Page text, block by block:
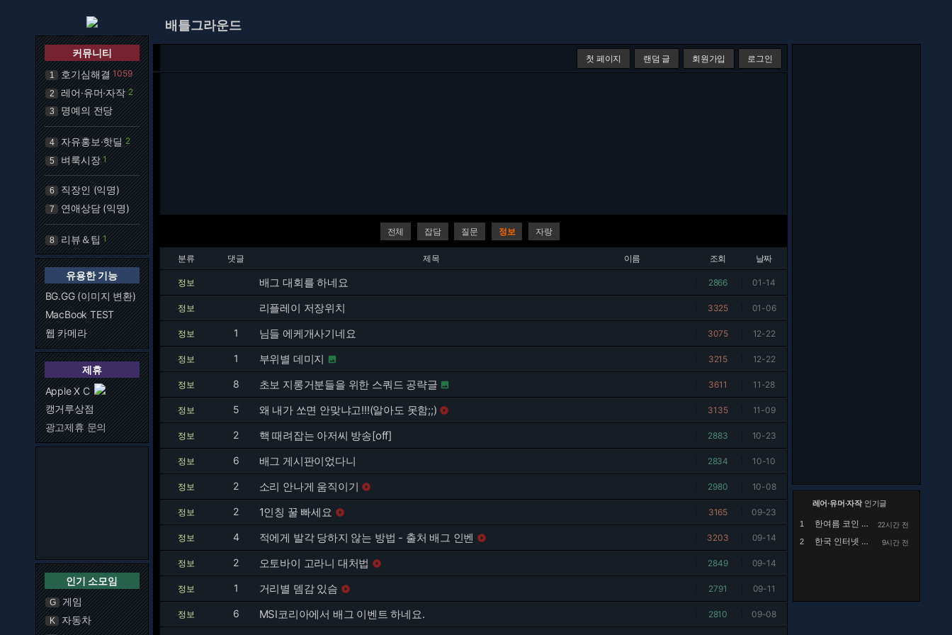
커뮤니티
1 호기심해결 1059
2 레어·유머·자작 2
3 명예의 전당
4 자유홍보·핫딜 2
5 벼룩시장 1
6 직장인 (익명)
7 연애상담 (익명)
8 리뷰＆팁 1
유용한 기능
BG.GG (이미지 변환)
MacBook TEST
웹 카메라
제휴
Apple X C
캥거루상점
광고제휴 문의
인기 소모임
G 게임
K 자동차
배틀그라운드
첫 페이지 랜덤 글 회원가입 로그인
전체 잡담 질문 정보 자랑
분류 댓글 제목 이름 조회 날짜
정보 배그 대회를 하네요 2866 01-14
정보 리플레이 저장위치 3325 01-06
정보 1 님들 에케개사기네요 3075 12-22
정보 1 부위별 데미지  3215 12-22
정보 8 초보 지롱거분들을 위한 스쿼드 공략글  3611 11-28
정보 5 왜 내가 쏘면 안맞냐고!!!(알아도 못함;;)  3135 11-09
정보 2 핵 때려잡는 아저씨 방송[off] 2883 10-23
정보 6 배그 게시판이었다니 2834 10-10
정보 2 소리 안나게 움직이기  2980 10-08
정보 2 1인칭 꿀 빠세요  3165 09-23
정보 4 적에게 발각 당하지 않는 방법 - 출처 배그 인벤  3203 09-14
정보 2 오토바이 고라니 대처법  2849 09-14
정보 1 거리별 뎀감 있슴  2791 09-11
정보 6 MSI코리아에서 배그 이벤트 하네요. 2810 09-08
레어·유머·자작인기글
1 한여름 코인 세탁소에서 목격했던 사건.manhwa
22시간 전
2
한국 인터넷 검열 근황.jpg 9시간 전